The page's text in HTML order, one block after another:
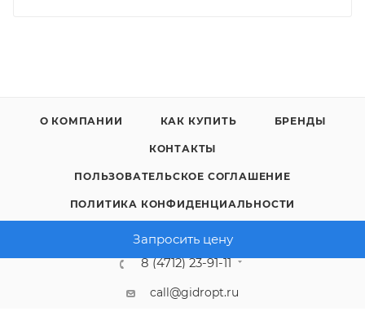
Запросить цену
О КОМПАНИИ КАК КУПИТЬ БРЕНДЫ
КОНТАКТЫ
ПОЛЬЗОВАТЕЛЬСКОЕ СОГЛАШЕНИЕ
ПОЛИТИКА КОНФИДЕНЦИАЛЬНОСТИ
8 (4712) 23-91-11
call@gidropt.ru